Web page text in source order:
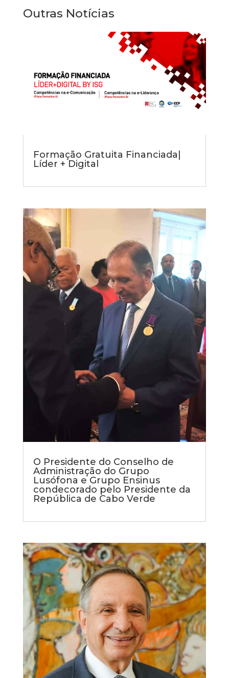
Outras Notícias
Formação Gratuita Financiada|
Líder + Digital
O Presidente do Conselho de
Administração do Grupo
Lusófona e Grupo Ensinus
condecorado pelo Presidente da
República de Cabo Verde